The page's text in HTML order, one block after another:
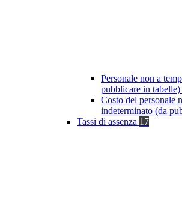
Personale non a
pubblicare in tabelle)
Costo del personale
indeterminato (da
Tassi di assenza 17